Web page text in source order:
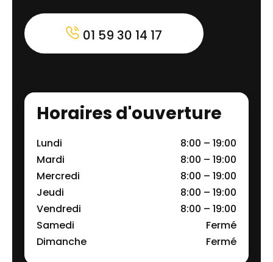
01 59 30 14 17
Horaires d'ouverture
Lundi
8:00 – 19:00
Mardi
8:00 – 19:00
Mercredi
8:00 – 19:00
Jeudi
8:00 – 19:00
Vendredi
8:00 – 19:00
Samedi
Fermé
Dimanche
Fermé